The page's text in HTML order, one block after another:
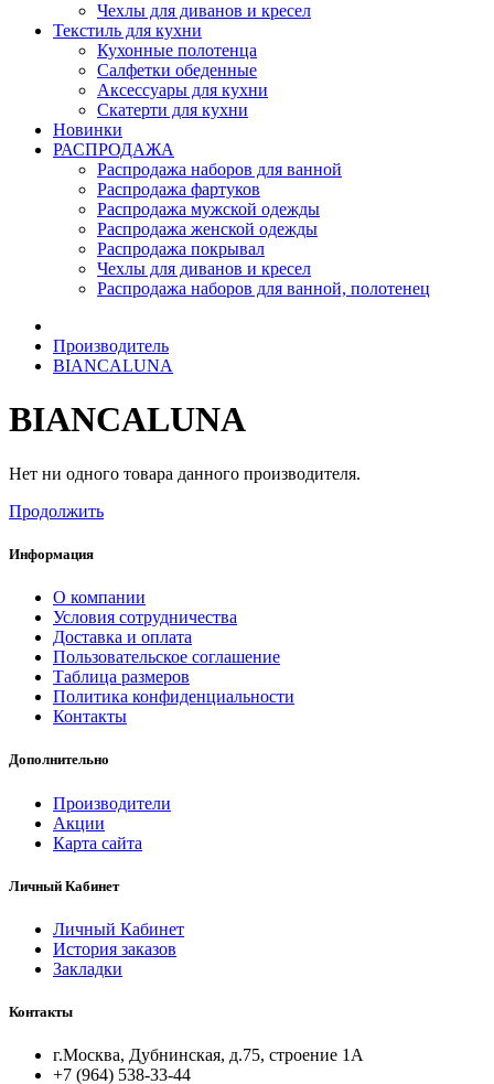
Чехлы для диванов и кресел
Текстиль для кухни
Кухонные полотенца
Салфетки обеденные
Аксессуары для кухни
Скатерти для кухни
Новинки
РАСПРОДАЖА
Распродажа наборов для ванной
Распродажа фартуков
Распродажа мужской одежды
Распродажа женской одежды
Распродажа покрывал
Чехлы для диванов и кресел
Распродажа наборов для ванной, полотенец
Производитель
BIANCALUNA
BIANCALUNA
Нет ни одного товара данного производителя.
Продолжить
Информация
О компании
Условия сотрудничества
Доставка и оплата
Пользовательское соглашение
Таблица размеров
Политика конфиденциальности
Контакты
Дополнительно
Производители
Акции
Карта сайта
Личный Кабинет
Личный Кабинет
История заказов
Закладки
Контакты
г.Москва, Дубнинская, д.75, строение 1А
+7 (964) 538-33-44